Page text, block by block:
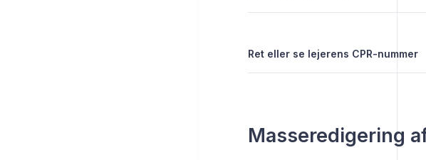
Ret eller se lejerens CPR-nummer
Masseredigering